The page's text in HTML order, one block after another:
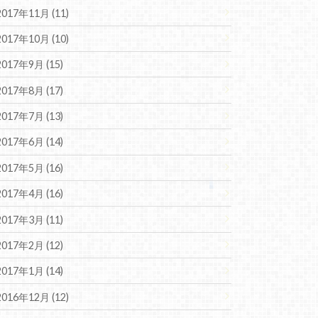
年11月 (11)
年10月 (10)
年9月 (15)
年8月 (17)
年7月 (13)
年6月 (14)
年5月 (16)
年4月 (16)
年3月 (11)
年2月 (12)
年1月 (14)
年12月 (12)